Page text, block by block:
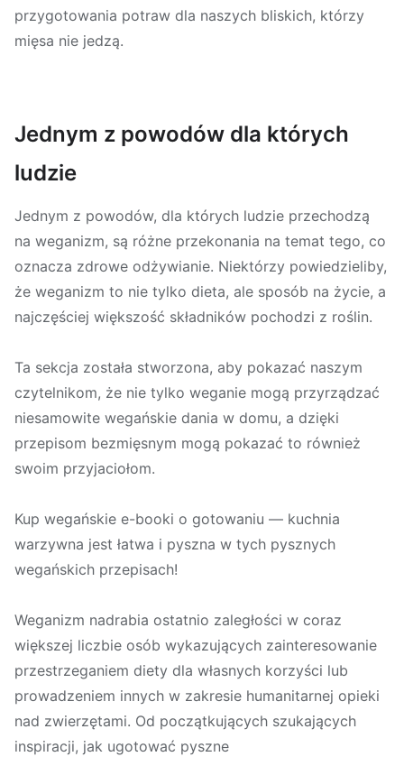
przygotowania potraw dla naszych bliskich, którzy
mięsa nie jedzą.
Jednym z powodów dla których
ludzie
Jednym z powodów, dla których ludzie przechodzą
na weganizm, są różne przekonania na temat tego, co
oznacza zdrowe odżywianie. Niektórzy powiedzieliby,
że weganizm to nie tylko dieta, ale sposób na życie, a
najczęściej większość składników pochodzi z roślin.
Ta sekcja została stworzona, aby pokazać naszym
czytelnikom, że nie tylko weganie mogą przyrządzać
niesamowite wegańskie dania w domu, a dzięki
przepisom bezmięsnym mogą pokazać to również
swoim przyjaciołom.
Kup wegańskie e-booki o gotowaniu — kuchnia
warzywna jest łatwa i pyszna w tych pysznych
wegańskich przepisach!
Weganizm nadrabia ostatnio zaległości w coraz
większej liczbie osób wykazujących zainteresowanie
przestrzeganiem diety dla własnych korzyści lub
prowadzeniem innych w zakresie humanitarnej opieki
nad zwierzętami. Od początkujących szukających
inspiracji, jak ugotować pyszne